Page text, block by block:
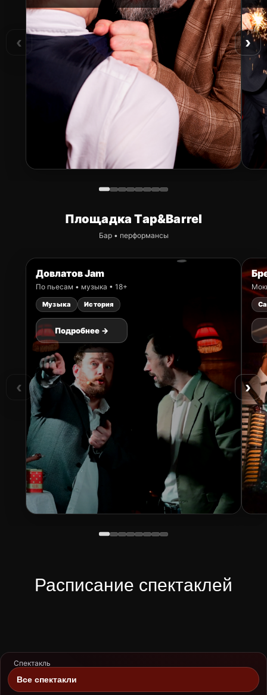
‹ ›
Площадка Tap&Barrel
Бар • перформансы
‹ ›
Довлатов Jam
По пьесам • музыка • 18+
Музыка История
Подробнее →
Расписание спектаклей
Спектакль